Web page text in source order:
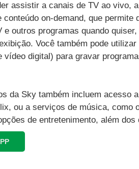
assistir a canais de TV ao vivo,
conteúdo on-demand, que permite
e outros programas quando
Você também pode
vídeo digital) para gravar
da Sky também incluem acesso
ou a serviços de música, como
de entretenimento, além dos